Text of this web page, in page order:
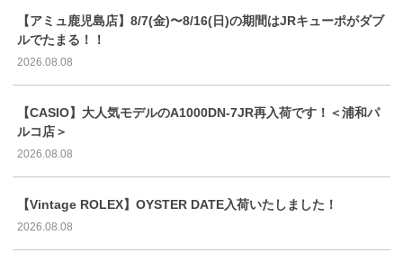
【アミュ鹿児島店】8/7(金)〜8/16(日)の期間はJRキューポがダブ
ルでたまる！！
2026.08.08
【CASIO】大人気モデルのA1000DN-7JR再入荷です！＜浦和パ
ルコ店＞
2026.08.08
【Vintage ROLEX】OYSTER DATE入荷いたしました！
2026.08.08